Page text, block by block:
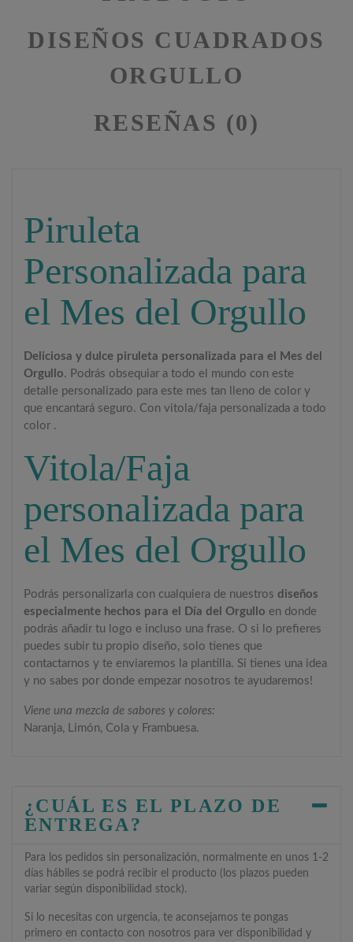
DISEÑOS CUADRADOS
ORGULLO
RESEÑAS (0)
Piruleta
Personalizada para
el Mes del Orgullo
Deliciosa y dulce piruleta personalizada para el Mes del
Orgullo. Podrás obsequiar a todo el mundo con este
detalle personalizado para este mes tan lleno de color y
que encantará seguro. Con vitola/faja personalizada a todo
color .
Vitola/Faja
personalizada para
el Mes del Orgullo
Podrás personalizarla con cualquiera de nuestros diseños
especialmente hechos para el Día del Orgullo en donde
podrás añadir tu logo e incluso una frase. O si lo prefieres
puedes subir tu propio diseño, solo tienes que
contactarnos y te enviaremos la plantilla. Si tienes una idea
y no sabes por donde empezar nosotros te ayudaremos!
Viene una mezcla de sabores y colores:
Naranja, Limón, Cola y Frambuesa.
¿CUÁL ES EL PLAZO DE
ENTREGA?
Para los pedidos sin personalización, normalmente en unos 1-2
días hábiles se podrá recibir el producto (los plazos pueden
variar según disponibilidad stock).
Si lo necesitas con urgencia, te aconsejamos te pongas
primero en contacto con nosotros para ver disponibilidad y